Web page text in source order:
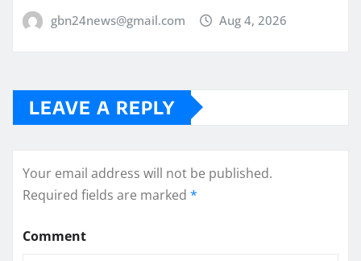
gbn24news@gmail.com Aug 4, 2026
LEAVE A REPLY
Your email address will not be published.
Required fields are marked *
Comment